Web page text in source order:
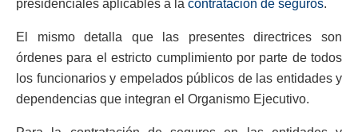
presidenciales aplicables a la contratación de seguros.
El mismo detalla que las presentes directrices son
órdenes para el estricto cumplimiento por parte de todos
los funcionarios y empelados públicos de las entidades y
dependencias que integran el Organismo Ejecutivo.